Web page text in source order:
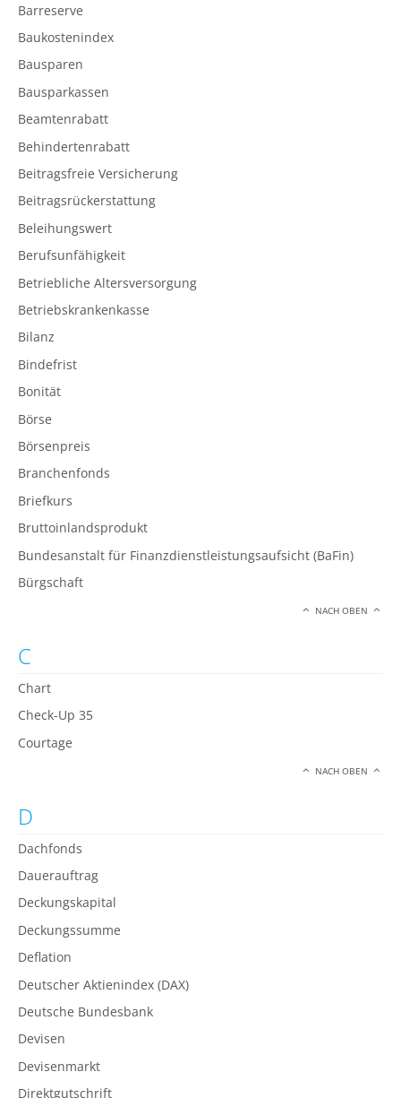
Barreserve
Baukostenindex
Bausparen
Bausparkassen
Beamtenrabatt
Behindertenrabatt
Beitragsfreie Versicherung
Beitragsrückerstattung
Beleihungswert
Berufsunfähigkeit
Betriebliche Altersversorgung
Betriebskrankenkasse
Bilanz
Bindefrist
Bonität
Börse
Börsenpreis
Branchenfonds
Briefkurs
Bruttoinlandsprodukt
Bundesanstalt für Finanzdienstleistungsaufsicht (BaFin)
Bürgschaft
NACH OBEN
C
Chart
Check-Up 35
Courtage
NACH OBEN
D
Dachfonds
Dauerauftrag
Deckungskapital
Deckungssumme
Deflation
Deutscher Aktienindex (DAX)
Deutsche Bundesbank
Devisen
Devisenmarkt
Direktgutschrift